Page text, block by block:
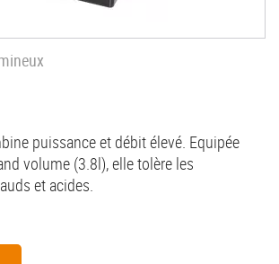
puissance et débit élevé. Equipée
volume (3.8l), elle tolère les
et acides.